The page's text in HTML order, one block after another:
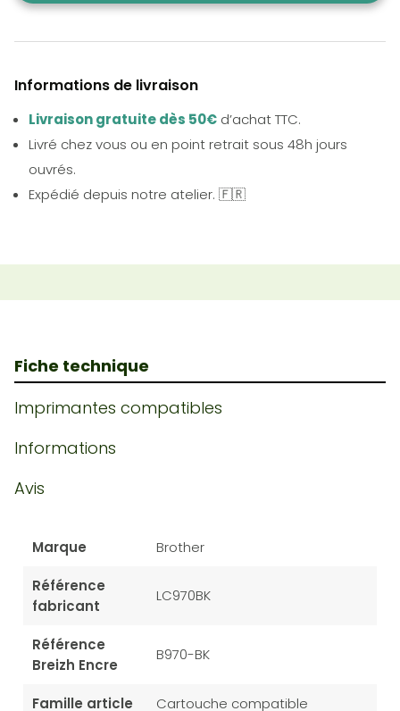
Informations de livraison
Livraison gratuite dès 50€ d’achat TTC.
Livré chez vous ou en point retrait sous 48h jours
ouvrés.
Expédié depuis notre atelier. 🇫🇷
Fiche technique
Imprimantes compatibles
Informations
Avis
Marque Brother
Référence
fabricant
LC970BK
Référence
Breizh Encre
B970-BK
Famille article Cartouche compatible